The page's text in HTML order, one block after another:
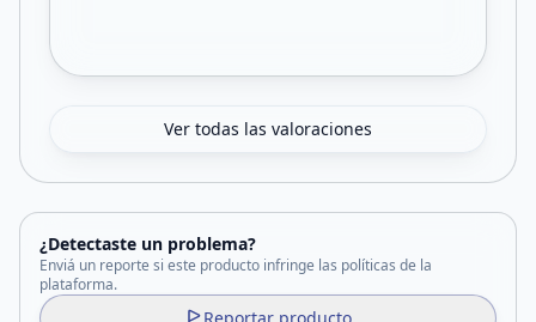
Ver todas las valoraciones
¿Detectaste un problema?
Enviá un reporte si este producto infringe las políticas de la
plataforma.